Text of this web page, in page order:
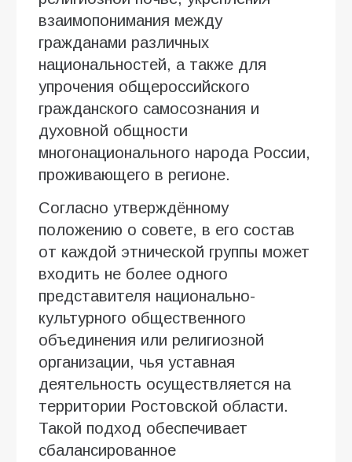
взаимопонимания между
гражданами различных
национальностей, а также для
упрочения общероссийского
гражданского самосознания и
духовной общности
многонационального народа России,
проживающего в регионе.
Согласно утверждённому
положению о совете, в его состав
от каждой этнической группы может
входить не более одного
представителя национально-
культурного общественного
объединения или религиозной
организации, чья уставная
деятельность осуществляется на
территории Ростовской области.
Такой подход обеспечивает
сбалансированное